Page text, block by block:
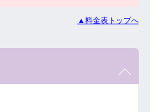
▲料金表トップへ